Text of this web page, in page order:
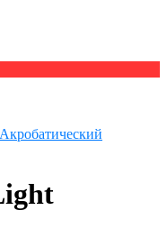
Акробатический